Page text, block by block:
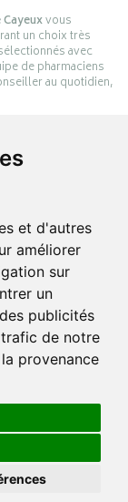
et d'autres
améliorer
sur
un
publicités
de notre
provenance
vous
un choix très
avec
de pharmaciens
au quotidien,
milliers de
le retrait
pratique,
de votre
réservés –
en ligne